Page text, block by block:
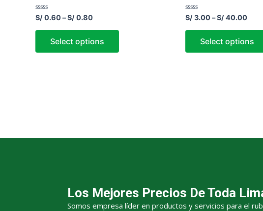
Rated
0
out
S/0.60–S/0.80
Select options
Rated
0
out
S/3.00–S/40.00
Select options
Los Mejores Precios De Toda
Somos empresa líder en productos y servicios para el